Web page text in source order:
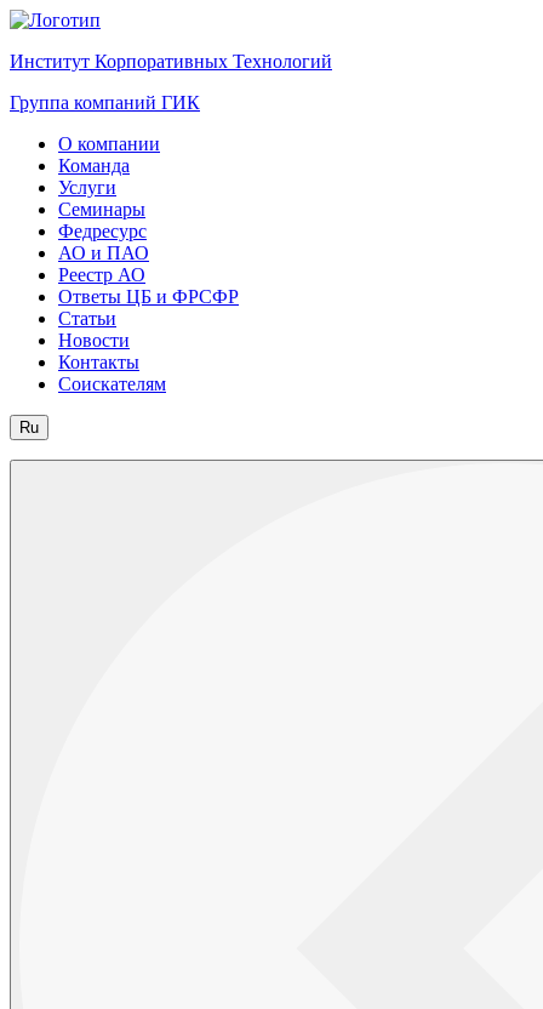
Институт Корпоративных Технологий
Группа компаний ГИК
О компании
Команда
Услуги
Семинары
Федресурс
АО и ПАО
Реестр АО
Ответы ЦБ и ФРСФР
Статьи
Новости
Контакты
Соискателям
Ru